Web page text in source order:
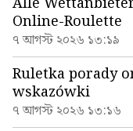
Online-Roulette
৭ আগস্ট ২০২৬ ১৩:১৯
Ruletka porady
wskazówki
৭ আগস্ট ২০২৬ ১৩:১৬